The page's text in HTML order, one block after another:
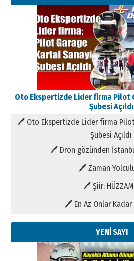
Oto Ekspertizde Lider firma Pilot
Şubesi Açıldı
🖊 Oto Ekspertizde Lider firma
Şubesi Açıldı
🖊 Dron gözünden
🖊 Zaman
🖊 Şiir;
🖊 En Az Onlar Kadar
YENİ SAYI